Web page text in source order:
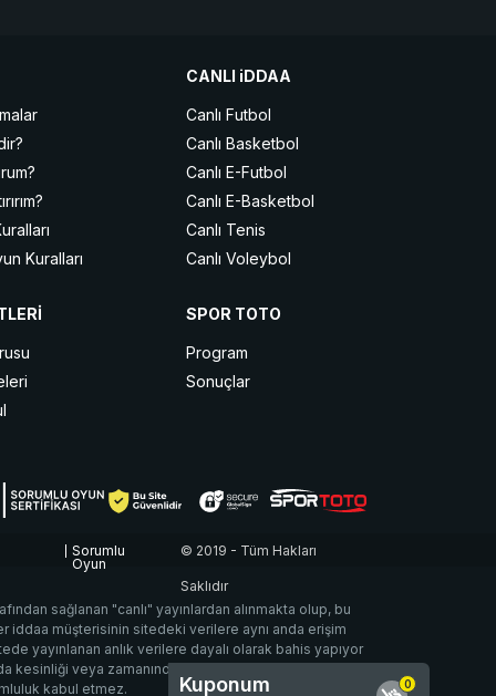
Kuponum 0
Kuralları
ve Oyun Türleri
CANLI iDDAA
Canlı Futbol
Canlı Basketbol
Canlı E-Futbol
Canlı E-Basketbol
Canlı Tenis
Canlı Voleybol
Canlı MMA
Canlı Masa Tenisi
Canlı Hentbol
SPOR TOTO
Program
Sonuçlar
Sorumlu
Oyun
© 2019 - Tüm Hakları
Saklıdır
sağlanan "canlı" yayınlardan alınmakta olup, bu
iddaa müşterisinin sitedeki verilere aynı anda erişim
yayınlanan anlık verilere dayalı olarak bahis yapıyor
veya zamanında iletiliyor olması konusunda
kabul etmez.